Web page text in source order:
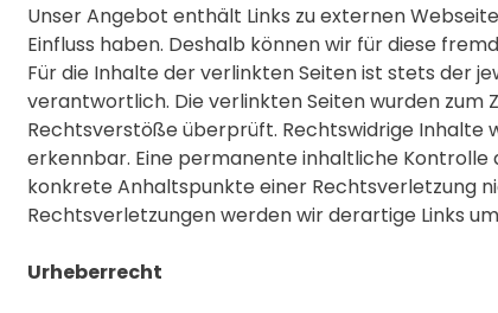
Unser Angebot enthält Links zu externen
Einfluss haben. Deshalb können wir für diese
Für die Inhalte der verlinkten Seiten ist stets der
verantwortlich. Die verlinkten Seiten wurden zum
Rechtsverstöße überprüft. Rechtswidrige Inhalte
erkennbar. Eine permanente inhaltliche
konkrete Anhaltspunkte einer Rechtsverletzung
Rechtsverletzungen werden wir derartige Links
Urheberrecht